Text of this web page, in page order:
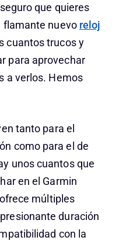
seguro que quieres
flamante nuevo reloj
cuantos trucos y
para aprovechar
a verlos. Hemos
tanto para el
como para el de
unos cuantos que
en el Garmin
múltiples
duración
con la